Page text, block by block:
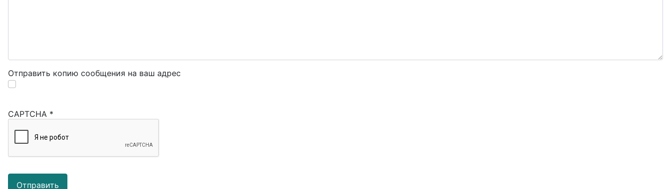
Отправить копию сообщения на ваш адрес
CAPTCHA *
Отправить